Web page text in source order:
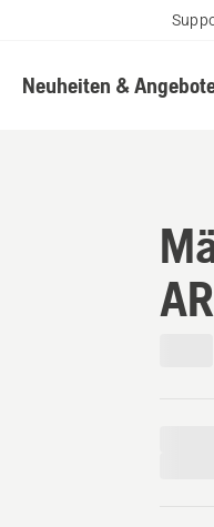
Neuheiten &